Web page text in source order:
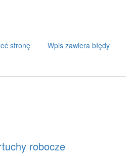
stronę Wpis zawiera błędy
robocze